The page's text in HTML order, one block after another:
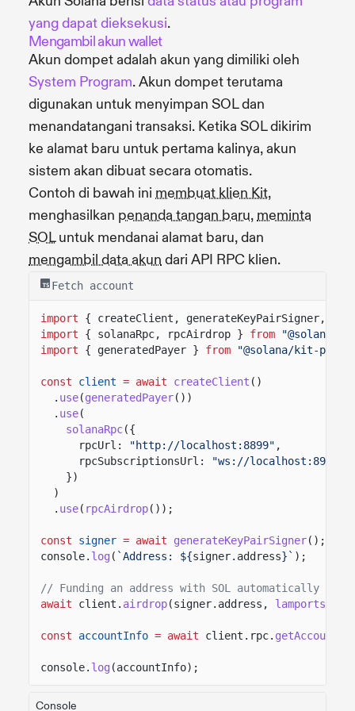
yang dapat dieksekusi.
Mengambil akun wallet
Akun dompet adalah akun yang dimiliki oleh
System Program. Akun dompet terutama
digunakan untuk menyimpan SOL dan
menandatangani transaksi. Ketika SOL dikirim
ke alamat baru untuk pertama kalinya, akun
sistem akan dibuat secara otomatis.
Contoh di bawah ini membuat klien Kit,
menghasilkan penanda tangan baru,meminta
SOLuntuk mendanai alamat baru, dan
mengambil data akundari API RPC klien.
Fetch account
import
{ createClient, generateKeyPairSigner,
import
{ solanaRpc, rpcAirdrop } from
"@solana/
import
{ generatedPayer } from "@solana/kit-
const client = await createClient ()
. use(generatedPayer())
. use(
solanaRpc({
rpcUrl:
"http://localhost:8899" ,
rpcSubscriptionsUrl:
"ws://localhost:8900"
})
)
. use( rpcAirdrop());
const signer = await generateKeyPairSigner();
console. log ( `Address: ${signer. address}` );
// Funding an address with SOL automatically
await
client. airdrop(signer.address, lamports
const accountInfo = await client.rpc.
console. log (accountInfo);
Console